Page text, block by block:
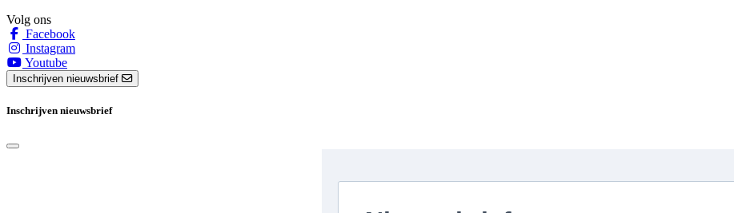
Volg ons
Facebook
Instagram
Youtube
Inschrijven nieuwsbrief
Inschrijven nieuwsbrief